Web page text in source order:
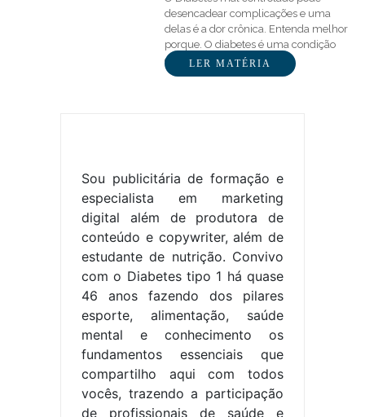
desencadear complicações e uma
delas é a dor crônica. Entenda melhor
porque. O diabetes é uma condição
crônica que afeta…
LER MATÉRIA
Sou publicitária de formação e
especialista em marketing
digital além de produtora de
conteúdo e copywriter, além de
estudante de nutrição. Convivo
com o Diabetes tipo 1 há quase
46 anos fazendo dos pilares
esporte, alimentação, saúde
mental e conhecimento os
fundamentos essenciais que
compartilho aqui com todos
vocês, trazendo a participação
de profissionais de saúde e